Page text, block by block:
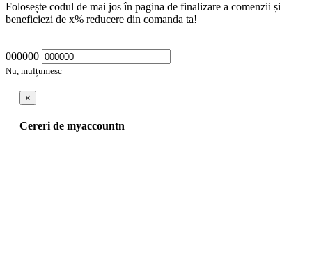
Folosește codul de mai jos în pagina de finalizare a comenzii și
beneficiezi de x% reducere din comanda ta!
000000
Nu, mulțumesc
×
Cereri de myaccountn